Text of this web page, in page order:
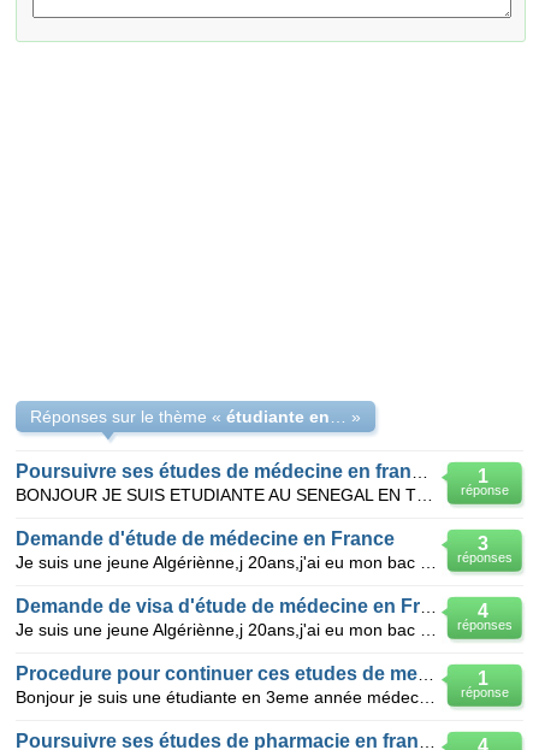
Réponses sur le thème « »
1
réponse
3
réponses
Demande d'étude de médecine en France
4
réponses
1
réponse
4